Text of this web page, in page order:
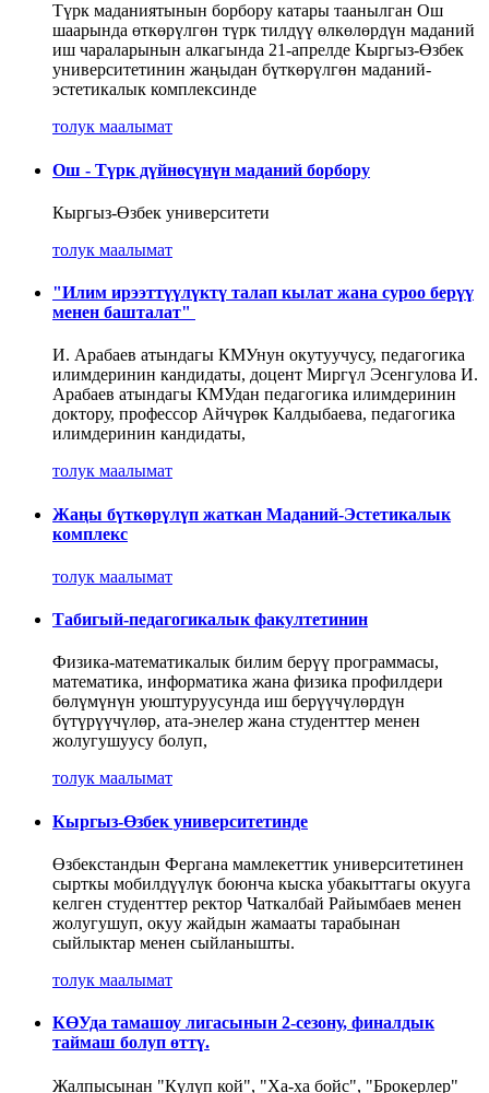
Түрк маданиятынын борбору катары таанылган Ош
шаарында өткөрүлгөн түрк тилдүү өлкөлөрдүн маданий
иш чараларынын алкагында 21-апрелде Кыргыз-Өзбек
университетинин жаңыдан бүткөрүлгөн маданий-
эстетикалык комплексинде
толук маалымат
Ош - Түрк дүйнөсүнүн маданий борбору
Кыргыз-Өзбек университети
толук маалымат
"Илим ирээттүүлүктү талап кылат жана суроо берүү
менен башталат"
И. Арабаев атындагы КМУнун окутуучусу, педагогика
илимдеринин кандидаты, доцент Миргүл Эсенгулова И.
Арабаев атындагы КМУдан педагогика илимдеринин
доктору, профессор Айчүрөк Калдыбаева, педагогика
илимдеринин кандидаты,
толук маалымат
Жаңы бүткөрүлүп жаткан Маданий-Эстетикалык
комплекс
толук маалымат
Табигый-педагогикалык факултетинин
Физика-математикалык билим берүү программасы,
математика, информатика жана физика профилдери
бөлүмүнүн уюштуруусунда иш берүүчүлөрдүн
бүтүрүүчүлөр, ата-энелер жана студенттер менен
жолугушуусу болуп,
толук маалымат
Кыргыз-Өзбек университетинде
Өзбекстандын Фергана мамлекеттик университетинен
сырткы мобилдүүлүк боюнча кыска убакыттагы окууга
келген студенттер ректор Чаткалбай Райымбаев менен
жолугушуп, окуу жайдын жамааты тарабынан
сыйлыктар менен сыйланышты.
толук маалымат
КӨУда тамашоу лигасынын 2-сезону, финалдык
таймаш болуп өттү.
Жалпысынан "Күлүп кой", "Ха-ха бойс", "Брокерлер"